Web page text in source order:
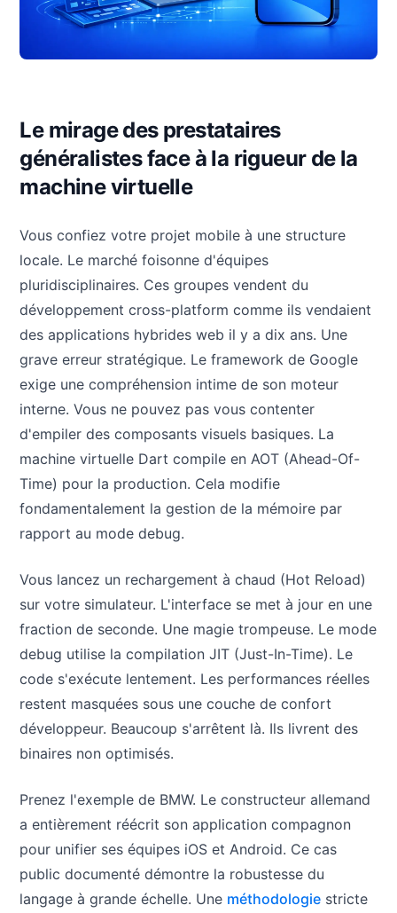
Le mirage des prestataires
généralistes face à la rigueur de la
machine virtuelle
Vous confiez votre projet mobile à une structure
locale. Le marché foisonne d'équipes
pluridisciplinaires. Ces groupes vendent du
développement cross-platform comme ils vendaient
des applications hybrides web il y a dix ans. Une
grave erreur stratégique. Le framework de Google
exige une compréhension intime de son moteur
interne. Vous ne pouvez pas vous contenter
d'empiler des composants visuels basiques. La
machine virtuelle Dart compile en AOT (Ahead-Of-
Time) pour la production. Cela modifie
fondamentalement la gestion de la mémoire par
rapport au mode debug.
Vous lancez un rechargement à chaud (Hot Reload)
sur votre simulateur. L'interface se met à jour en une
fraction de seconde. Une magie trompeuse. Le mode
debug utilise la compilation JIT (Just-In-Time). Le
code s'exécute lentement. Les performances réelles
restent masquées sous une couche de confort
développeur. Beaucoup s'arrêtent là. Ils livrent des
binaires non optimisés.
Prenez l'exemple de BMW. Le constructeur allemand
a entièrement réécrit son application compagnon
pour unifier ses équipes iOS et Android. Ce cas
public documenté démontre la robustesse du
langage à grande échelle. Une méthodologie stricte